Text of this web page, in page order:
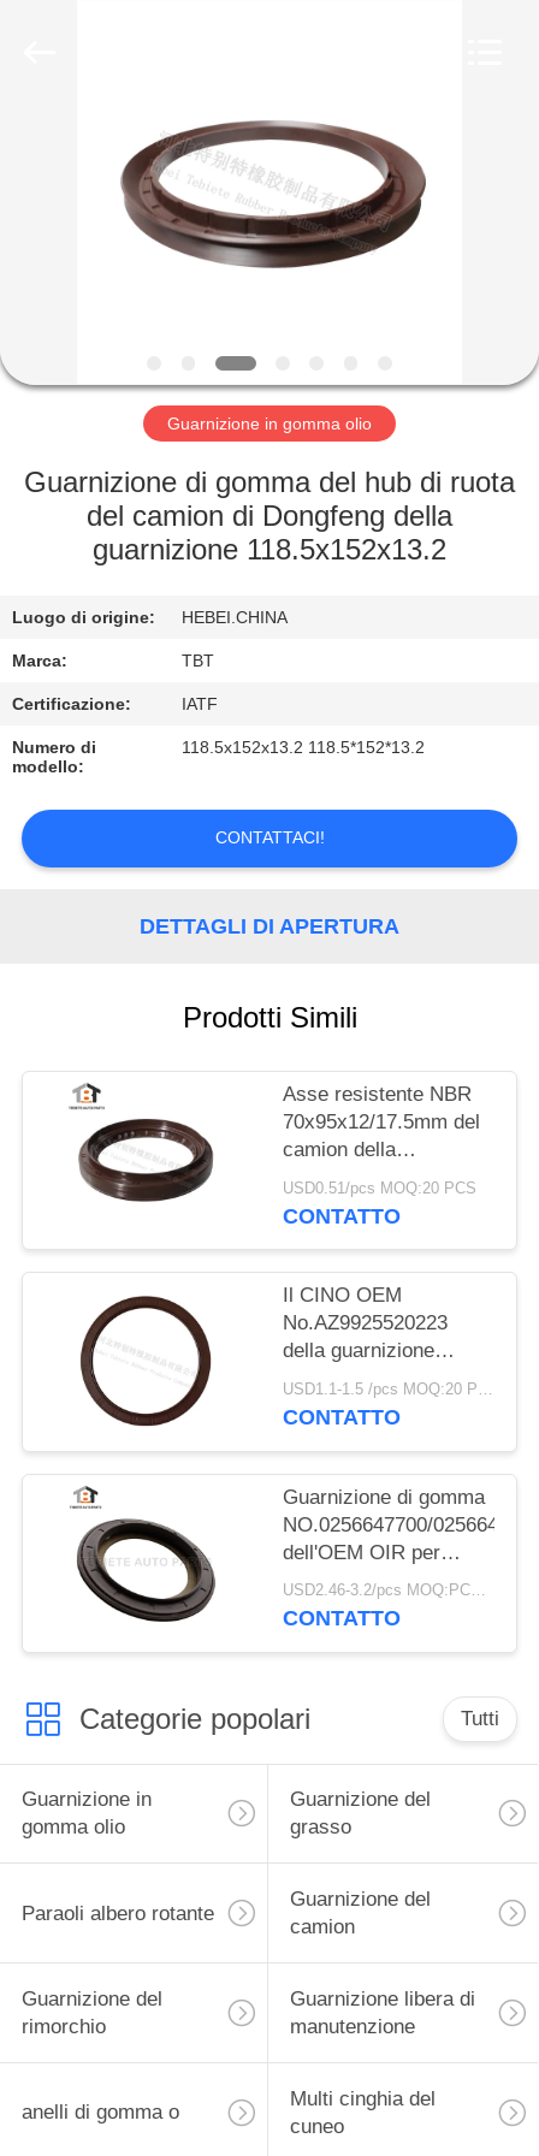
PRODOTTI
GIRO
FABBRICA
CONTROLLO
QUALITÀ
CONTATTICI
NOTIZIE
CASI
Guarnizione in gomma olio
Guarnizione di gomma del hub di ruota
del camion di Dongfeng della
guarnizione 118.5x152x13.2
Luogo di origine: HEBEI.CHINA
Marca: TBT
Certificazione: IATF
Numero di
modello:
118.5x152x13.2 118.5*152*13.2
CONTATTACI!
DETTAGLI DI APERTURA
Prodotti Simili
Asse resistente NBR
70x95x12/17.5mm del
camion della
guarnizione del camion
di Dongfeng
USD0.51/pcs MOQ:20 PCS
CONTATTO
Il CINO OEM
No.AZ9925520223
della guarnizione
dell'asse dell'equilibrio
di HOWO gradua
gomma
USD1.1-1.5 /pcs MOQ:20 PCS
CONTATTO
Guarnizione di gomma
NO.0256647700/
dell'OEM OIR per
l'asse 117.5*158*17.8
millimetro di BPW per il
USD2.46-3.2/pcs MOQ:PCS 1000
CONTATTO
Categorie popolari Tutti
Guarnizione in
gomma olio
Guarnizione del
grasso
Paraoli albero rotante
Guarnizione del
camion
Guarnizione del
rimorchio
Guarnizione libera di
manutenzione
anelli di gomma o
Multi cinghia del
cuneo